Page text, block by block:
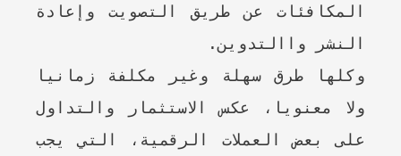
المكافئات عن طريق التصويت وإعادة
النشر واالتدوين.
وكلها طرق سهلة وغير مكلفة زمانيا
ولا معنويا، عكس الاستثمار والتداول
على بعض العملات الرقمية، التي يجب